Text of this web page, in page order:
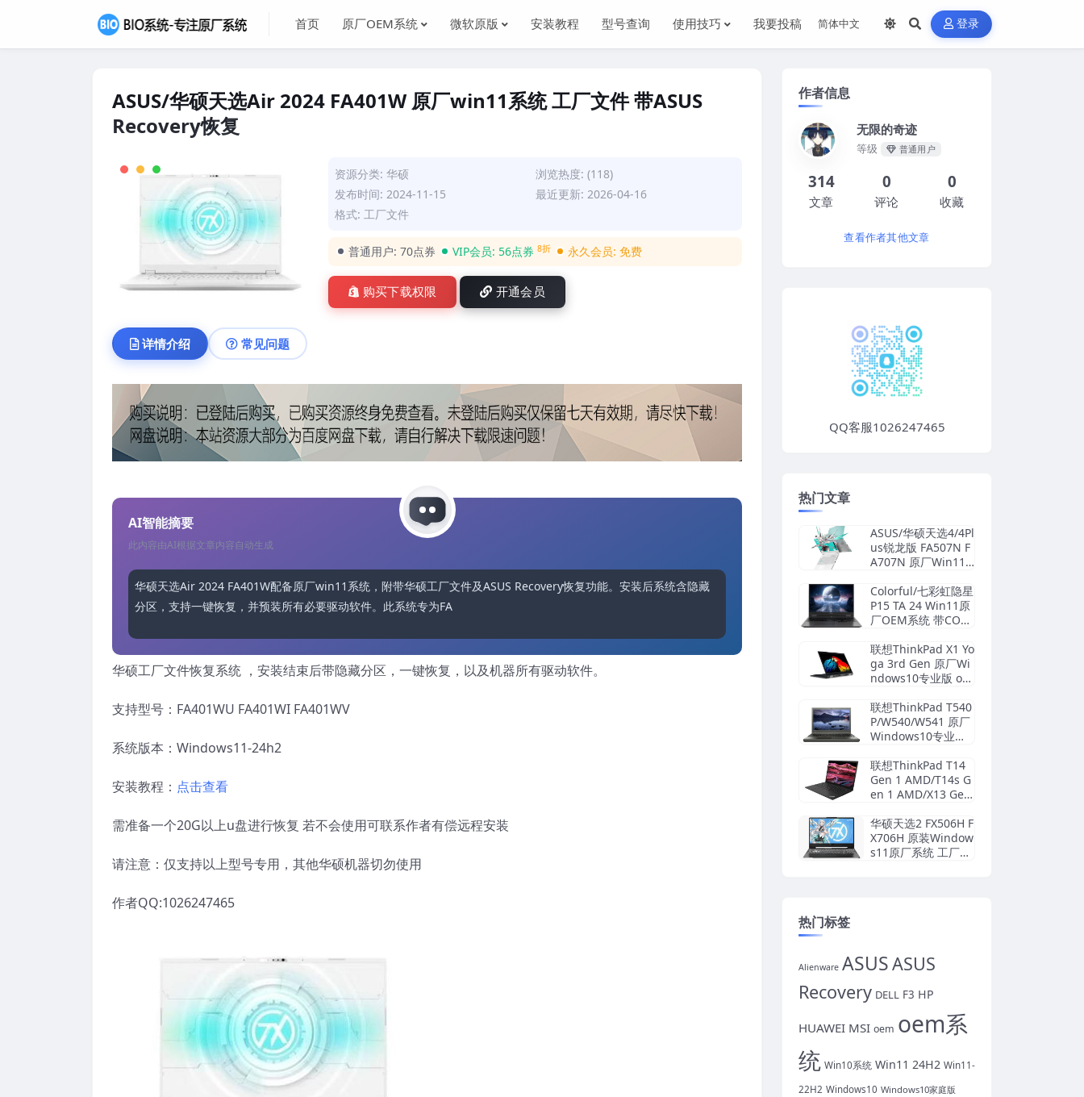
首页 原厂OEM系统 微软原版 安装教程 型号查询 使用技巧 我要投稿 登录
ASUS/华硕天选Air 2024 FA401W 原厂win11系统 工厂文件 带ASUS
Recovery恢复
资源分类:华硕
浏览热度: (118)
发布时间: 2024-11-15
最近更新: 2026-04-16
格式: 工厂文件
普通用户:70点券 VIP会员:56点券 8折 永久会员:免费
购买下载权限 开通会员
详情介绍 常见问题
AI智能摘要
此内容由AI根据文章内容自动生成
华硕天选Air 2024 FA401W配备原厂win11系统，附带华硕工厂文件及ASUS Recovery恢复功能。安装后系统含隐藏
分区，支持一键恢复，并预装所有必要驱动软件。此系统专为FA401WU、FA401
华硕工厂文件恢复系统 ，安装结束后带隐藏分区，一键恢复，以及机器所有驱动软件。
支持型号：FA401WU FA401WI FA401WV
系统版本：Windows11-24h2
安装教程： 点击查看
需准备一个20G以上u盘进行恢复 若不会使用可联系作者有偿远程安装
请注意：仅支持以上型号专用，其他华硕机器切勿使用
作者QQ:1026247465
作者信息
无限的奇迹
等级 普通用户
314
文章
0
评论
0
收藏
查看作者其他文章
QQ客服1026247465
热门文章
ASUS/华硕天选4/4Pl
us锐龙版 FA507N F
A707N 原厂Win11
厂文件 带ASUS Rec
overy恢复
Colorful/七彩虹隐星
P15 TA 24 Win11原
厂OEM系统 带COL
联想ThinkPad X1 Yo
ga 3rd Gen 原厂Wi
ndows10专业版 oe
联想ThinkPad T540
P/W540/W541 原厂
Windows10专业版
联想ThinkPad T14
Gen 1 AMD/T14s G
en 1 AMD/X13 Gen
ws10家庭版 oem系
统镜像下载
华硕天选2 FX506H F
X706H 原装Window
s11原厂系统 工厂模
热门标签
Alienware ASUSASUS
Recovery DELL F3 HP
HUAWEI MSI oem oem系
统 Win10系统 Win11 24H2 Win11-
22H2 Windows10 Windows10家庭版